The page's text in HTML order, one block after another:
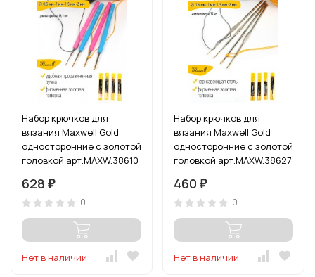
Набор крючков для
вязания Maxwell Gold
односторонние с золотой
головкой арт.MAXW.38610
мм)
628 ₽
0
Нет в наличии
Набор крючков для
вязания Maxwell Gold
односторонние с золотой
головкой арт.MAXW.38627
мм)
460 ₽
0
Нет в наличии